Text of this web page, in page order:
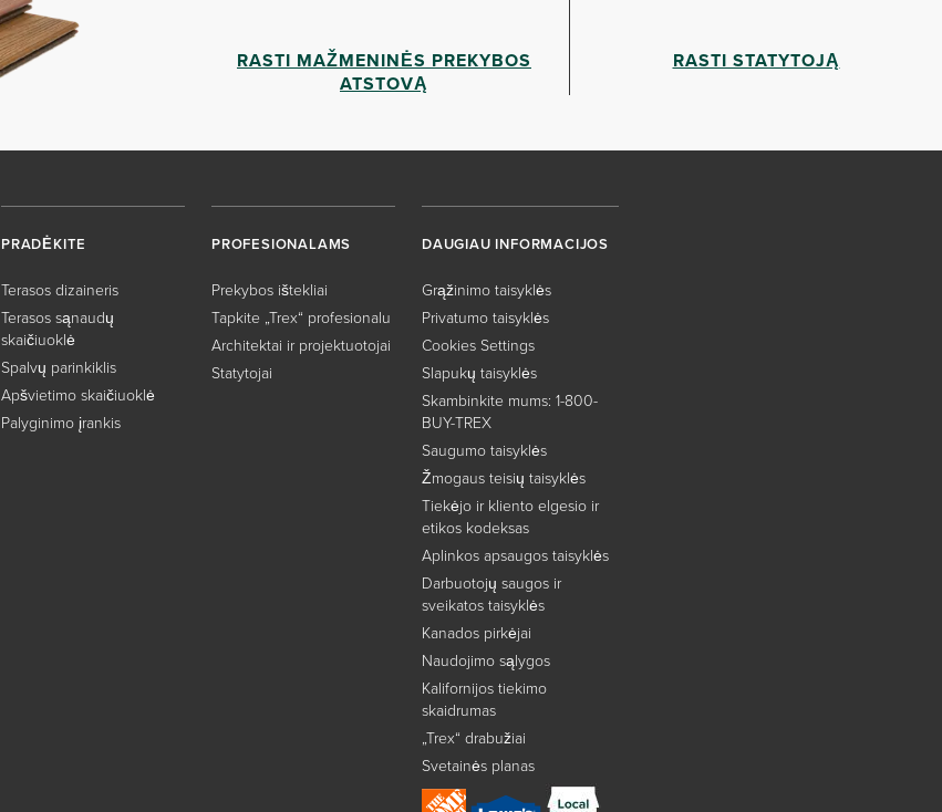
RASTI MAŽMENINĖS PREKYBOS
ATSTOVĄ
RASTI STATYTOJĄ
PRADĖKITE
Terasos dizaineris
Terasos sąnaudų
skaičiuoklė
Spalvų parinkiklis
Apšvietimo skaičiuoklė
Palyginimo įrankis
PROFESIONALAMS
Prekybos ištekliai
Tapkite „Trex“ profesionalu
Architektai ir projektuotojai
Statytojai
DAUGIAU INFORMACIJOS
Grąžinimo taisyklės
Privatumo taisyklės
Cookies Settings
Slapukų taisyklės
Skambinkite mums: 1-800-
BUY-TREX
Saugumo taisyklės
Žmogaus teisių taisyklės
Tiekėjo ir kliento elgesio ir
etikos kodeksas
Aplinkos apsaugos taisyklės
Darbuotojų saugos ir
sveikatos taisyklės
Kanados pirkėjai
Naudojimo sąlygos
Kalifornijos tiekimo
skaidrumas
„Trex“ drabužiai
Svetainės planas